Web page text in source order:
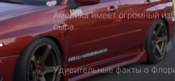
Америка имеет огромный
сыра
Удивительные факты о